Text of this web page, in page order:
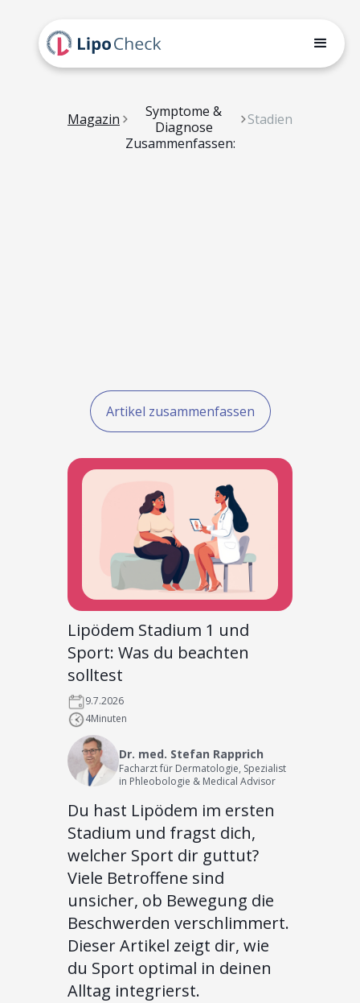
Magazin
Symptome &
Diagnose
Stadien
Zusammenfassen:
Artikel zusammenfassen
Lipödem Stadium 1 und
Sport: Was du beachten
solltest
9.7.2026
4Minuten
Dr. med. Stefan Rapprich
Facharzt für Dermatologie, Spezialist
in Phleobologie & Medical Advisor
Du hast Lipödem im ersten
Stadium und fragst dich,
welcher Sport dir guttut?
Viele Betroffene sind
unsicher, ob Bewegung die
Beschwerden verschlimmert.
Dieser Artikel zeigt dir, wie
du Sport optimal in deinen
Alltag integrierst.